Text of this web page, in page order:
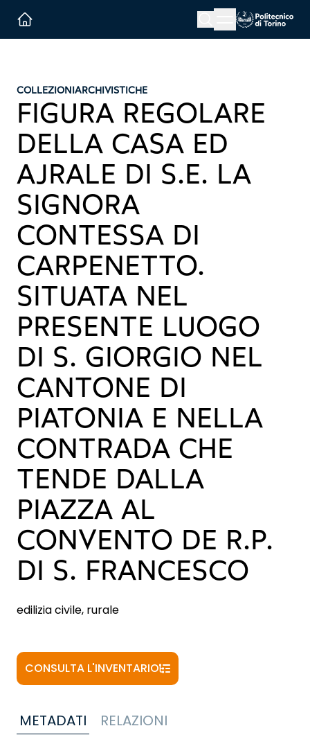
Menu button
COLLEZIONIARCHIVISTICHE
FIGURA REGOLARE
DELLA CASA ED
AJRALE DI S.E. LA
SIGNORA
CONTESSA DI
CARPENETTO.
SITUATA NEL
PRESENTE LUOGO
DI S. GIORGIO NEL
CANTONE DI
PIATONIA E NELLA
CONTRADA CHE
TENDE DALLA
PIAZZA AL
CONVENTO DE R.P.
DI S. FRANCESCO
edilizia civile, rurale
CONSULTA L'INVENTARIO
METADATI RELAZIONI